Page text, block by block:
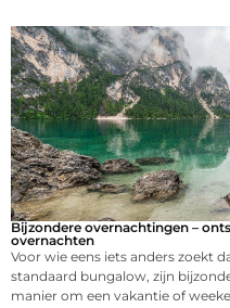
Bijzondere overnachtingen –
overnachten
Voor wie eens iets anders zoekt
standaard bungalow, zijn
manier om een vakantie of